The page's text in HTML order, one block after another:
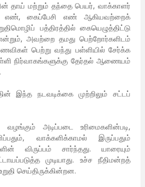
தாய் மற்றும் தந்தை பெயர், வாக்காளர்
கைப்பேசி எண் ஆகியவற்றைக்
பத்திரத்தில் கையெழுத்திட்டு
அவற்றை தமது பெற்றோர்களிடம்
பெற்று வந்து பள்ளியில் சேர்க்க
நிர்வாகங்களுக்கு தேர்தல் ஆணையம்
இந்த நடவடிக்கை முற்றிலும் சட்டப்
அடிப்படை உரிமைகளின்படி,
வாக்களிக்காமல் இருப்பதும்
விருப்பம் சார்ந்தது. யாரையும்
முடியாது. உச்ச நீதிமன்றத்
செய்திருக்கின்றன.